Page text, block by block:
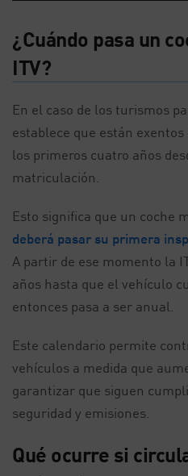
¿Cuándo pasa un
ITV?
En el caso de los turismos
establece que están
los primeros cuatro años
matriculación.
Esto significa que un coche
deberá pasar su primera
A partir de ese momento la
años hasta que el vehículo
entonces pasa a ser anual.
Este calendario permite
vehículos a medida que
garantizar que siguen
seguridad y emisiones.
Qué ocurre si